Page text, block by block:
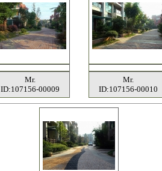
Mr.
ID:107156-00009
Mr.
ID:107156-00010